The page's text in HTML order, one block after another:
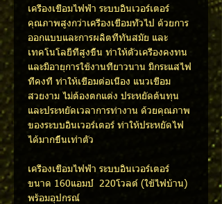
เครื่องเชื่อมไฟฟ้า ระบบอินเวอร์เตอร์
คุณภาพสูงกว่าเครื่องเชื่อมทั่วไป ด้วยการ
ออกแบบและการผลิตที่ทันสมัย และ
เทคโนโลยีที่สูงขึ้น ทำให้ตัวเครื่องคงทน
และมีอายุการใช้งานที่ยาวนาน มีกระแสไฟ
ที่คงที่ ทำให้เชื่อมต่อเนื่อง แนวเชื่อม
สวยงาม ไม่ต้องตกแต่ง ประหยัดต้นทุน
และประหยัดเวลาการทำงาน ด้วยคุณภาพ
ของระบบอินเวอร์เตอร์ ทำให้ประหยัดไฟ
ได้มากขึ้นเท่าตัว
เครื่องเชื่อมไฟฟ้า ระบบอินเวอร์เตอร์
ขนาด 160แอมป์ 220โวลต์ (ใช้ไฟบ้าน)
พร้อมอุปกรณ์